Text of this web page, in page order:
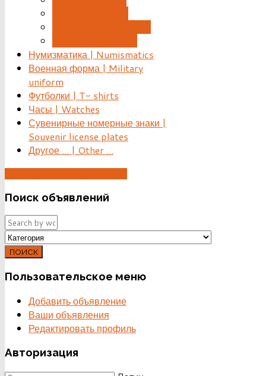
Нумизматика | Numismatics
Военная форма | Military
uniform
Футболки | T- shirts
Часы | Watches
Сувенирные номерные знаки |
Souvenir license plates
Другое ... | Other ...
Поиск объявлений
ПОИСК
Пользовательское меню
Добавить объявление
Ваши объявления
Редактировать профиль
Авторизация